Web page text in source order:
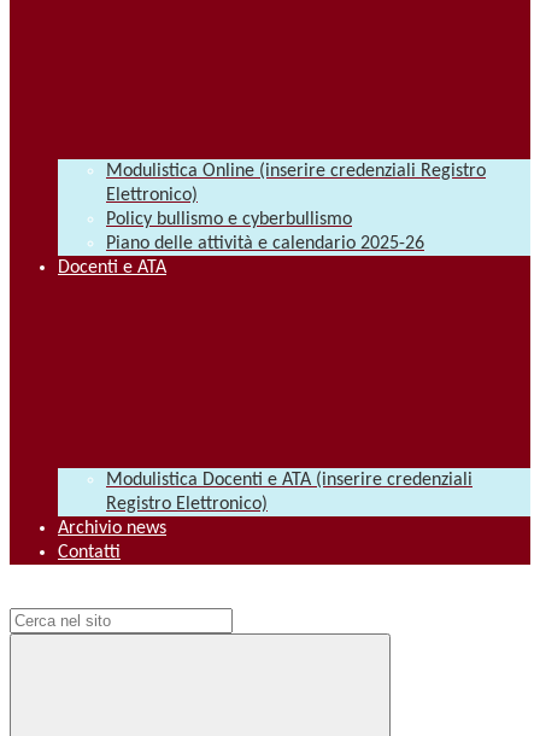
Modulistica Online (inserire credenziali Registro
Elettronico)
Policy bullismo e cyberbullismo
Piano delle attività e calendario 2025-26
Docenti e ATA
Modulistica Docenti e ATA (inserire credenziali
Registro Elettronico)
Archivio news
Contatti